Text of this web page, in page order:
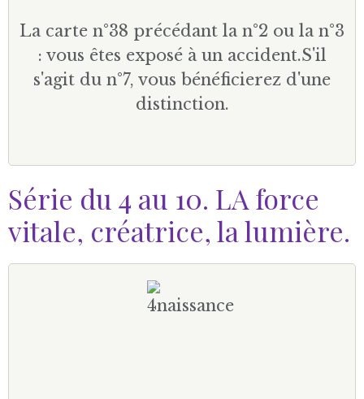
La carte n°38 précédant la n°2 ou la n°3
: vous êtes exposé à un accident.S'il
s'agit du n°7, vous bénéficierez d'une
distinction.
Série du 4 au 10. LA force
vitale, créatrice, la lumière.